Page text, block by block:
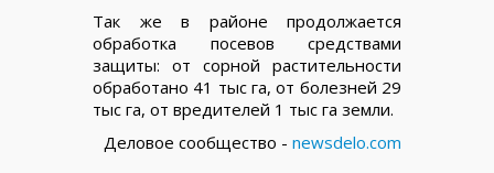
Так же в районе продолжается
обработка посевов средствами
защиты: от сорной растительности
обработано 41 тыс га, от болезней 29
тыс га, от вредителей 1 тыс га земли.
Деловое сообщество - newsdelo.com